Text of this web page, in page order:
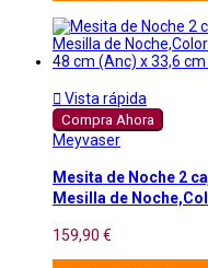
 Vista rápida
Compra Ahora
Meyvaser
Mesita de Noche 2
Mesilla de
159,90 €